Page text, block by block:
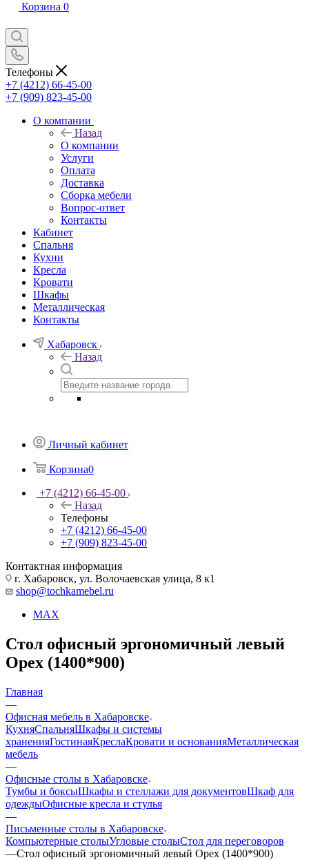
Корзина 0
Телефоны
+7 (4212) 66-45-00
+7 (909) 823-45-00
О компании
Назад
О компании
Услуги
Оплата
Доставка
Сборка мебели
Вопрос-ответ
Контакты
Кабинет
Спальня
Кухни
Кресла
Кровати
Шкафы
Металлическая
Контакты
Хабаровск
Назад
Личный кабинет
Корзина0
+7 (4212) 66-45-00
Назад
Телефоны
+7 (4212) 66-45-00
+7 (909) 823-45-00
Контактная информация
г. Хабаровск, ул. Волочаевская улица, 8 к1
shop@tochkamebel.ru
MAX
Стол офисный эргономичный левый
Орех (1400*900)
Главная
—
Офисная мебель в Хабаровске
КухняСпальняШкафы и системы
храненияГостинаяКреслаКровати и основанияМеталлическая
мебель
—
Офисные столы в Хабаровске
Тумбы и боксыШкафы и стеллажи для документовШкаф для
одеждыОфисные кресла и стулья
—
Письменные столы в Хабаровске
Компьютерные столыУгловые столыСтол для переговоров
—Стол офисный эргономичный левый Орех (1400*900)